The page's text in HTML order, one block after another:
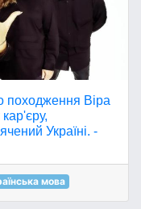
походження Віра
Україні. -
мова